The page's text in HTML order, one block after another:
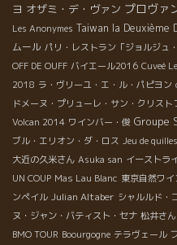
ヨ オザミ・デ・ヴァン プロヴァ
Les Anonymes Taiwan la Deuxième
ムール パリ・レストラン「ジョルジュ
OFF DE OUFF バイエール2016 Cuveé
2018 ラ・ヴリーユ・エ・ル・パピヨン
ドメーヌ・プリューレ・サン・クリスト
Volcan 2014 ワインバー・俊 Groupe
ブル・エリオン・ダ・ロス Jeu de quilles
大近の久米さん Asuka san イーストラ
UN COUP Mas Lau Blanc 東京自然ワ
ンペイル Julian Altaber シャルルド・
ヌ・ジャン・バティスト・セナ 松井さん
BMO TOUR Boourgogne テラヴェール